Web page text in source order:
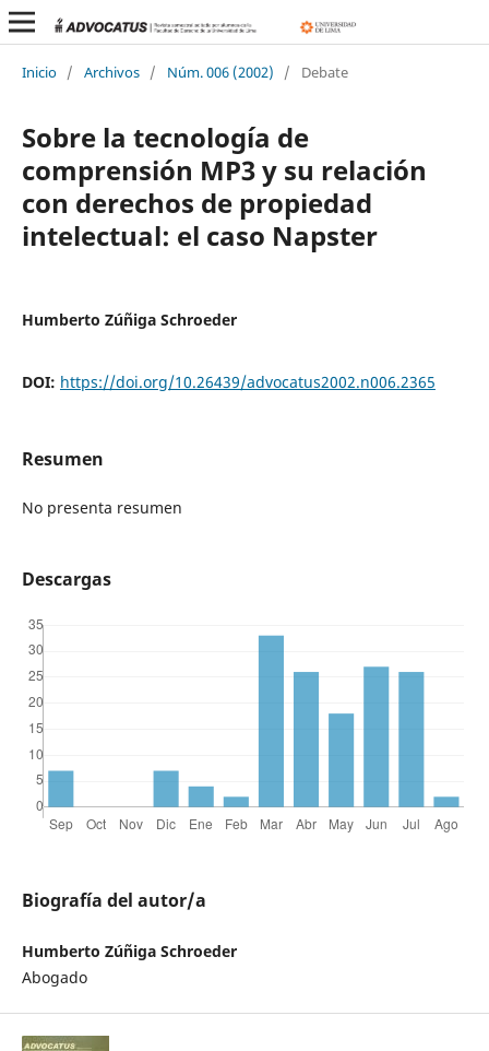
Inicio / Archivos / Núm. 006 (2002) / Debate
Sobre la tecnología de
comprensión MP3 y su relación
con derechos de propiedad
intelectual: el caso Napster
Humberto Zúñiga Schroeder
DOI: https://doi.org/10.26439/advocatus2002.n006.2365
Resumen
No presenta resumen
Descargas
Biografía del autor/a
Humberto Zúñiga Schroeder
Abogado